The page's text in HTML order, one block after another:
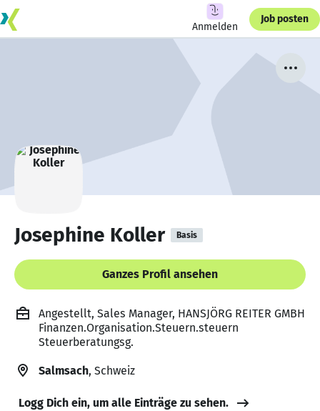
Anmelden
Job posten
Josephine Koller Basis
Ganzes Profil ansehen
Angestellt, Sales Manager, HANSJÖRG REITER GMBH
Finanzen.Organisation.Steuern.steuern
Steuerberatungsg.
Salmsach, Schweiz
Logg Dich ein, um alle Einträge zu sehen.